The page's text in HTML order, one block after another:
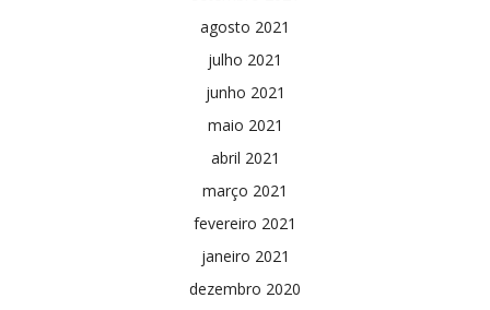
agosto 2021
julho 2021
junho 2021
maio 2021
abril 2021
março 2021
fevereiro 2021
janeiro 2021
dezembro 2020